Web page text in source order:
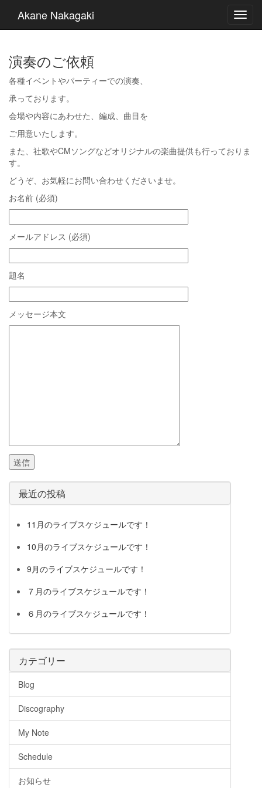
Akane Nakagaki
演奏のご依頼
各種イベントやパーティーでの演奏、
承っております。
会場や内容にあわせた、編成、曲目を
ご用意いたします。
また、社歌やCMソングなどオリジナルの楽曲提供も行っておりま
す。
どうぞ、お気軽にお問い合わせくださいませ。
お名前 (必須)
メールアドレス (必須)
題名
メッセージ本文
最近の投稿
11月のライブスケジュールです！
10月のライブスケジュールです！
9月のライブスケジュールです！
７月のライブスケジュールです！
６月のライブスケジュールです！
カテゴリー
Blog
Discography
My Note
Schedule
お知らせ